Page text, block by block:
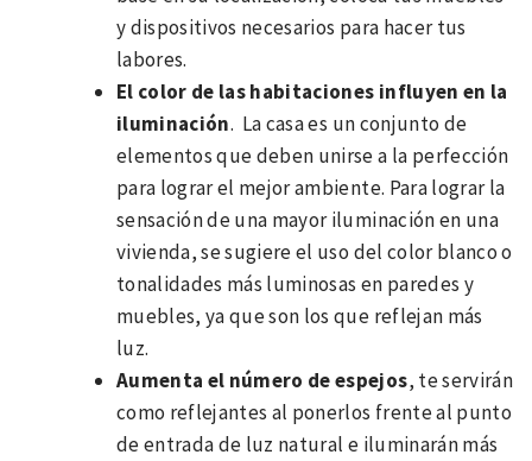
y dispositivos necesarios para hacer tus
labores.
El color de las habitaciones influyen en la
iluminación. La casa es un conjunto de
elementos que deben unirse a la perfección
para lograr el mejor ambiente. Para lograr la
sensación de una mayor iluminación en una
vivienda, se sugiere el uso del color blanco o
tonalidades más luminosas en paredes y
muebles, ya que son los que reflejan más
luz.
Aumenta el número de espejos, te servirán
como reflejantes al ponerlos frente al punto
de entrada de luz natural e iluminarán más